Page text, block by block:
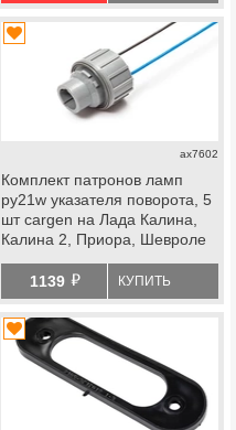
ax7602
Комплект патронов ламп
py21w указателя поворота, 5
шт cargen на Лада Калина,
Калина 2, Приора, Шевроле
1139 й КУПИТЬ